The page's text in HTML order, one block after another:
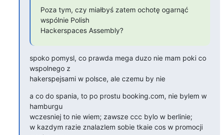
Poza tym, czy miałbyś zatem ochotę ogarnąć
wspólnie Polish
Hackerspaces Assembly?
spoko pomysl, co prawda mega duzo nie mam poki co
wspolnego z
hakerspejsami w polsce, ale czemu by nie
a co do spania, to po prostu booking.com, nie bylem w
hamburgu
wczesniej to nie wiem; zawsze ccc bylo w berlinie;
w kazdym razie znalazlem sobie tkaie cos w promocji